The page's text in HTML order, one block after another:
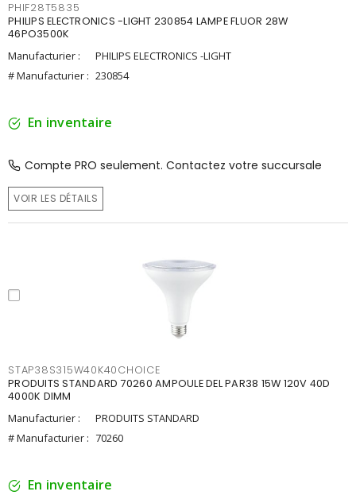
PHIF28T5835
PHILIPS ELECTRONICS -LIGHT 230854 LAMPE FLUOR 28W
46PO3500K
Manufacturier :
PHILIPS ELECTRONICS -LIGHT
# Manufacturier : 230854
En inventaire
Compte PRO seulement. Contactez votre succursale
VOIR LES DÉTAILS
STAP38S315W40K40CHOICE
PRODUITS STANDARD 70260 AMPOULE DEL PAR38 15W 120V 40D
4000K DIMM
Manufacturier :
PRODUITS STANDARD
# Manufacturier : 70260
En inventaire